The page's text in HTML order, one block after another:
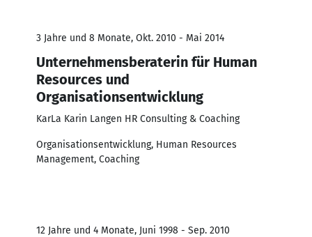
3 Jahre und 8 Monate, Okt. 2010 - Mai 2014
Unternehmensberaterin für Human
Resources und
Organisationsentwicklung
KarLa Karin Langen HR Consulting & Coaching
Organisationsentwicklung, Human Resources
Management, Coaching
12 Jahre und 4 Monate, Juni 1998 - Sep. 2010